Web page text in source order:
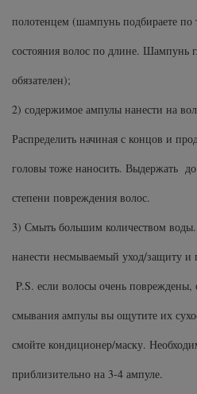
полотенцем (шампунь подбираете
состояния волос по длине. Шампунь
обязателен);
2) содержимое ампулы нанести на
Распределить начиная с концов и
головы тоже наносить. Выдержать
степени повреждения волос.
3) Смыть большим количеством
нанести несмываемый уход/защиту и
P.S. если волосы очень
смывания ампулы вы ощутите их
смойте кондиционер/маску.
приблизительно на 3-4 ампуле.